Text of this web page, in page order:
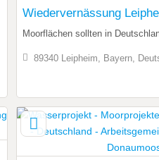
Wiedervernässung
Moorflächen sollten in
89340 Leipheim, Bayern,